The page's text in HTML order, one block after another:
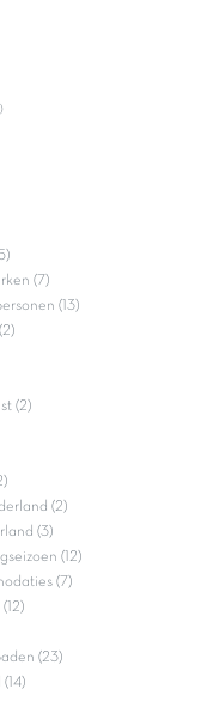
(7)
(13)
(2)
(2)
(3)
(12)
(7)
(23)